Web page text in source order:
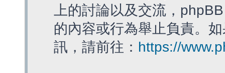
上的討論以及交流，
的內容或行為舉止負責。
訊，請前往： https://